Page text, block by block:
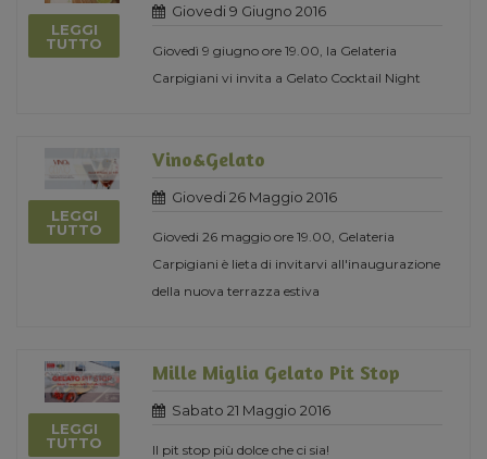
LEGGI
TUTTO
Giovedi 9 Giugno 2016
Giovedì 9 giugno ore 19.00, la Gelateria
Carpigiani vi invita a Gelato Cocktail Night
LEGGI
TUTTO
Vino&Gelato
Giovedi 26 Maggio 2016
Giovedi 26 maggio ore 19.00, Gelateria
Carpigiani è lieta di invitarvi all'inaugurazione
della nuova terrazza estiva
LEGGI
TUTTO
Mille Miglia Gelato Pit Stop
Sabato 21 Maggio 2016
Il pit stop più dolce che ci sia!